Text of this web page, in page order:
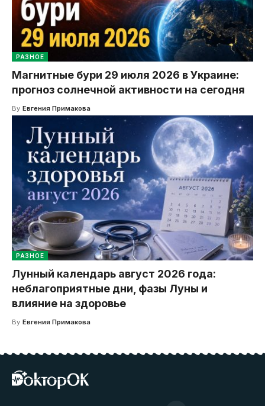
РАЗНОЕ
Магнитные бури 29 июля 2026 в Украине:
прогноз солнечной активности на сегодня
By Евгения Примакова
РАЗНОЕ
Лунный календарь август 2026 года:
неблагоприятные дни, фазы Луны и
влияние на здоровье
By Евгения Примакова